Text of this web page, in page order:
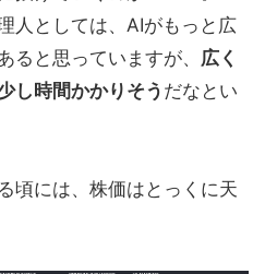
人としては、AIがもっと広
ると思っていますが、 広く
し時間かかりそう だなとい
頃には、株価はとっくに天